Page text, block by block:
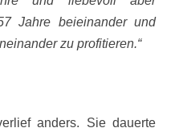
Jahre beieinander und
zu profitieren.“
anders. Sie dauerte